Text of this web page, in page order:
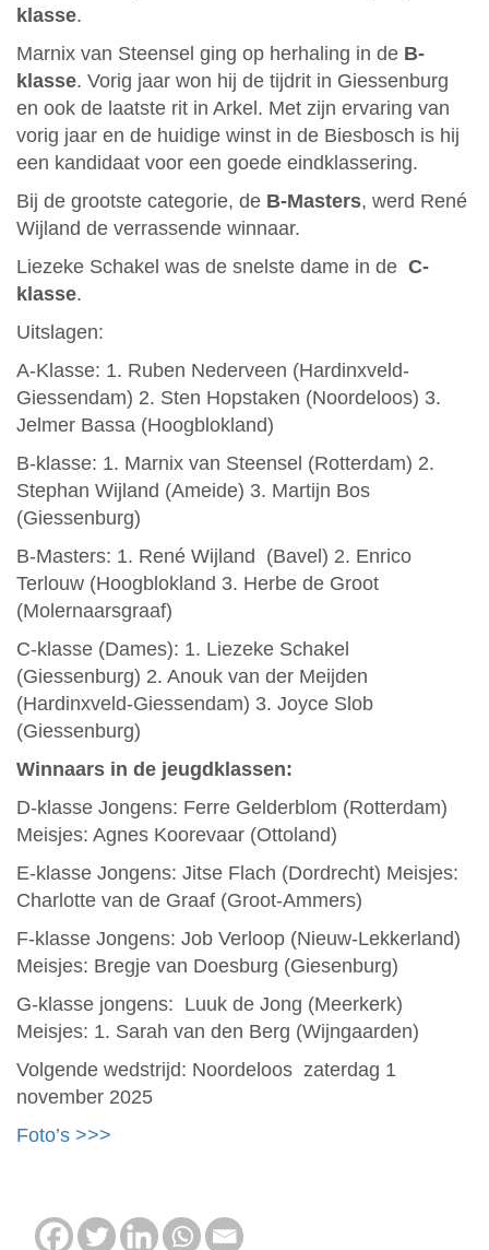
klasse.
Marnix van Steensel ging op herhaling in de B-
klasse. Vorig jaar won hij de tijdrit in Giessenburg
en ook de laatste rit in Arkel. Met zijn ervaring van
vorig jaar en de huidige winst in de Biesbosch is hij
een kandidaat voor een goede eindklassering.
Bij de grootste categorie, de B-Masters, werd René
Wijland de verrassende winnaar.
Liezeke Schakel was de snelste dame in de C-
klasse.
Uitslagen:
A-Klasse: 1. Ruben Nederveen (Hardinxveld-
Giessendam) 2. Sten Hopstaken (Noordeloos) 3.
Jelmer Bassa (Hoogblokland)
B-klasse: 1. Marnix van Steensel (Rotterdam) 2.
Stephan Wijland (Ameide) 3. Martijn Bos
(Giessenburg)
B-Masters: 1. René Wijland (Bavel) 2. Enrico
Terlouw (Hoogblokland 3. Herbe de Groot
(Molernaarsgraaf)
C-klasse (Dames): 1. Liezeke Schakel
(Giessenburg) 2. Anouk van der Meijden
(Hardinxveld-Giessendam) 3. Joyce Slob
(Giessenburg)
Winnaars in de jeugdklassen:
D-klasse Jongens: Ferre Gelderblom (Rotterdam)
Meisjes: Agnes Koorevaar (Ottoland)
E-klasse Jongens: Jitse Flach (Dordrecht) Meisjes:
Charlotte van de Graaf (Groot-Ammers)
F-klasse Jongens: Job Verloop (Nieuw-Lekkerland)
Meisjes: Bregje van Doesburg (Giesenburg)
G-klasse jongens: Luuk de Jong (Meerkerk)
Meisjes: 1. Sarah van den Berg (Wijngaarden)
Volgende wedstrijd: Noordeloos zaterdag 1
november 2025
Foto’s >>>